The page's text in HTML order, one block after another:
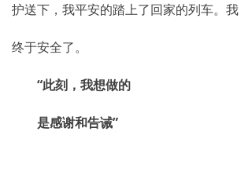
护送下，我平安的踏上了回家的列车。我
终于安全了。
“此刻，我想做的
是感谢和告诫”